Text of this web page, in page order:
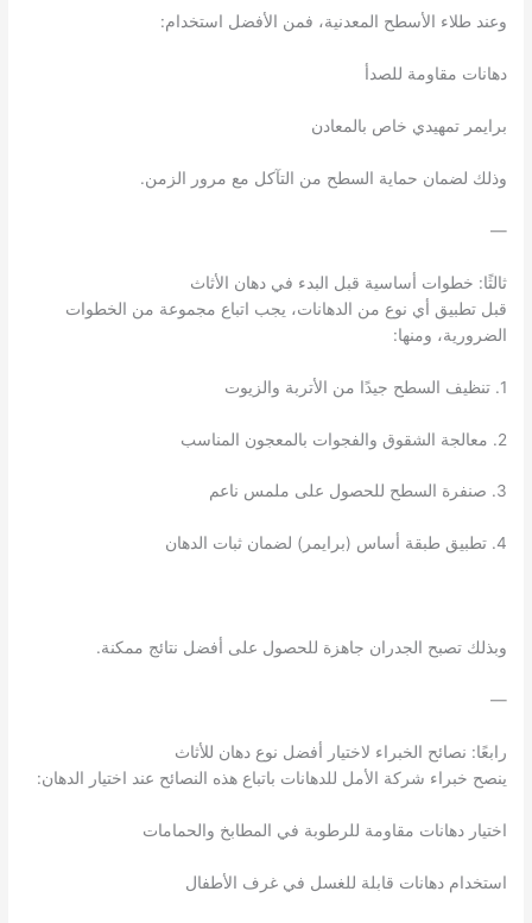
وعند طلاء الأسطح المعدنية، فمن الأفضل استخدام:
دهانات مقاومة للصدأ
برايمر تمهيدي خاص بالمعادن
وذلك لضمان حماية السطح من التآكل مع مرور الزمن.
—
ثالثًا: خطوات أساسية قبل البدء في دهان الأثاث
قبل تطبيق أي نوع من الدهانات، يجب اتباع مجموعة من الخطوات
الضرورية، ومنها:
1. تنظيف السطح جيدًا من الأتربة والزيوت
2. معالجة الشقوق والفجوات بالمعجون المناسب
3. صنفرة السطح للحصول على ملمس ناعم
4. تطبيق طبقة أساس (برايمر) لضمان ثبات الدهان
وبذلك تصبح الجدران جاهزة للحصول على أفضل نتائج ممكنة.
—
رابعًا: نصائح الخبراء لاختيار أفضل نوع دهان للأثاث
ينصح خبراء شركة الأمل للدهانات باتباع هذه النصائح عند اختيار الدهان:
اختيار دهانات مقاومة للرطوبة في المطابخ والحمامات
استخدام دهانات قابلة للغسل في غرف الأطفال